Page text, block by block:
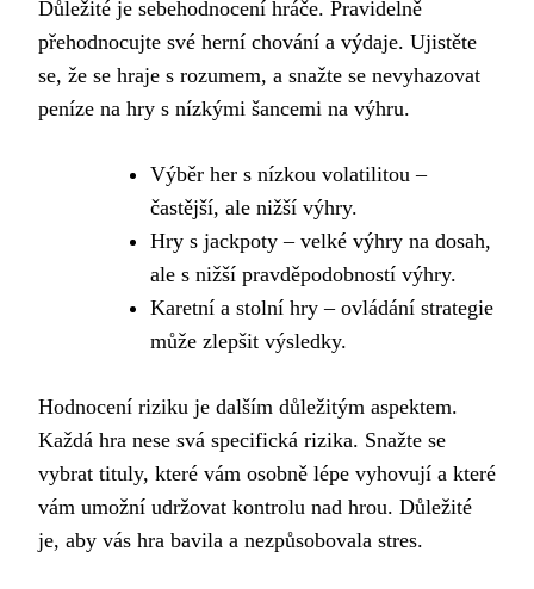
Důležité je sebehodnocení hráče. Pravidelně
přehodnocujte své herní chování a výdaje. Ujistěte
se, že se hraje s rozumem, a snažte se nevyhazovat
peníze na hry s nízkými šancemi na výhru.
Výběr her s nízkou volatilitou –
častější, ale nižší výhry.
Hry s jackpoty – velké výhry na dosah,
ale s nižší pravděpodobností výhry.
Karetní a stolní hry – ovládání strategie
může zlepšit výsledky.
Hodnocení riziku je dalším důležitým aspektem.
Každá hra nese svá specifická rizika. Snažte se
vybrat tituly, které vám osobně lépe vyhovují a které
vám umožní udržovat kontrolu nad hrou. Důležité
je, aby vás hra bavila a nezpůsobovala stres.